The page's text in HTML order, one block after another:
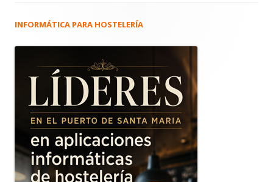
Barra
principal
INFORMÁTICA PARA HOSTELERÍA